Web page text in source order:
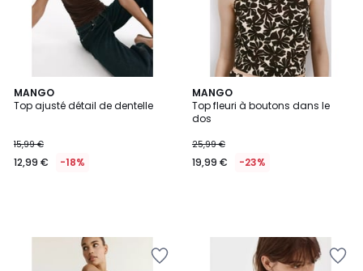
MANGO
Top ajusté détail de dentelle
15,99 €
12,99 € -18%
MANGO
Top fleuri à boutons dans le
dos
25,99 €
19,99 € -23%